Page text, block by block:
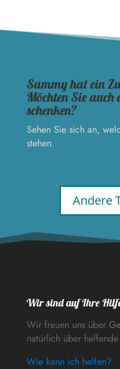
Sammy hat ein
Möchten Sie auch
schenken?
Sehen Sie sich an,
stehen.
Andere
Wir sind auf Ihre
Wir freuen uns über
natürlich über
Wie kann ich helfen?